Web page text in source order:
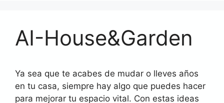
AI-House&Garden
Ya sea que te acabes de mudar o lleves años
en tu casa, siempre hay algo que puedes hacer
para mejorar tu espacio vital. Con estas ideas